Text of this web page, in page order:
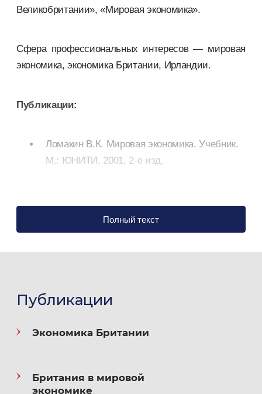
Великобритании», «Мировая экономика».
Сфера профессиональных интересов — мировая
экономика, экономика Британии, Ирландии.
Публикации:
Ломакин В.К. Мировая экономика. Учебник.
М.: ЮНИТИ, 2001, 2-е изд.
State Institute of International Relation.
Specialization — Western countries’ studies. Doctor
of science (Economics) (field of research —
Main Publications: The political map of the World.
Полный текст
Публикации
Экономика Британии
Британия в мировой
экономике